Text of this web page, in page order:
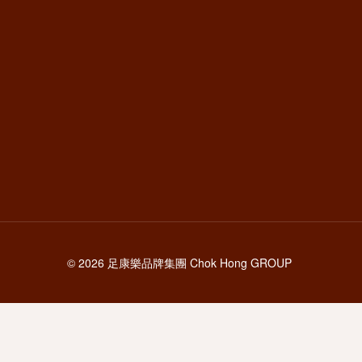
© 2026 足康樂品牌集團 Chok Hong GROUP